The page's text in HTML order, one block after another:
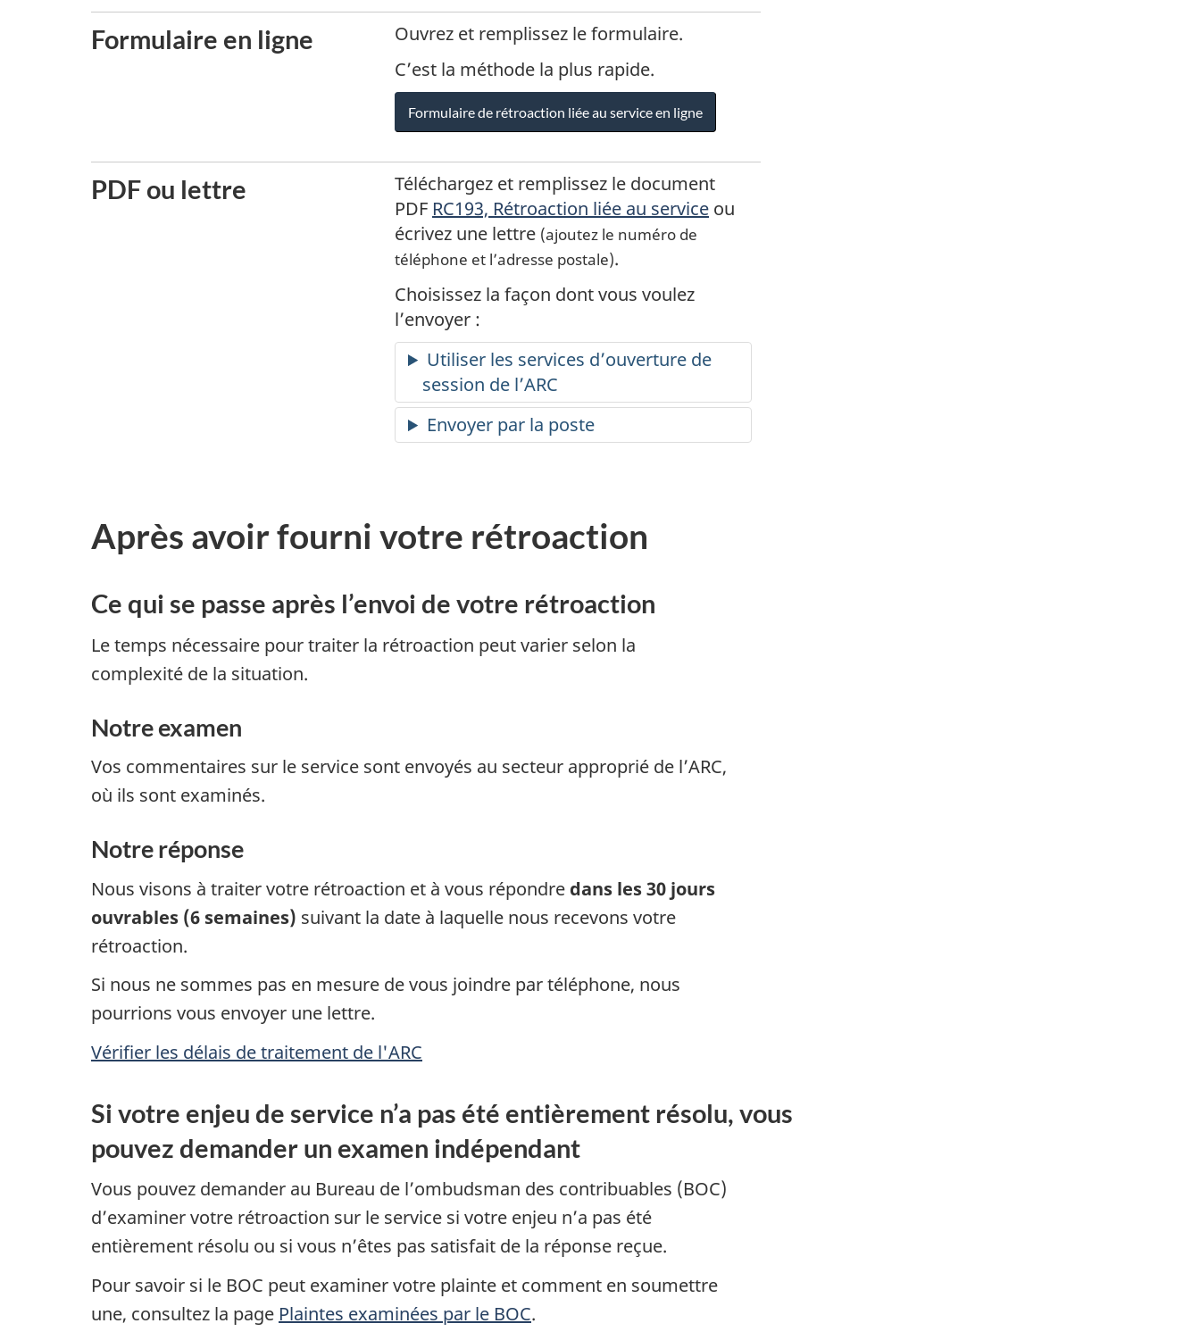
Formulaire en ligne
Ouvrez et remplissez le formulaire.
C’est la méthode la plus rapide.
Formulaire de rétroaction liée au service en ligne
PDF ou lettre
Téléchargez et remplissez le document
PDF RC193, Rétroaction liée au service ou
écrivez une lettre (ajoutez le numéro de
téléphone et l’adresse postale).
Choisissez la façon dont vous voulez
l’envoyer :
Utiliser les services d’ouverture de
session de l’ARC
Envoyer par la poste
Après avoir fourni votre rétroaction
Ce qui se passe après l’envoi de votre rétroaction
Le temps nécessaire pour traiter la rétroaction peut varier selon la
complexité de la situation.
Notre examen
Vos commentaires sur le service sont envoyés au secteur approprié de l’ARC,
où ils sont examinés.
Notre réponse
Nous visons à traiter votre rétroaction et à vous répondre dans les 30 jours
ouvrables (6 semaines) suivant la date à laquelle nous recevons votre
rétroaction.
Si nous ne sommes pas en mesure de vous joindre par téléphone, nous
pourrions vous envoyer une lettre.
Vérifier les délais de traitement de l'ARC
Si votre enjeu de service n’a pas été entièrement résolu, vous
pouvez demander un examen indépendant
Vous pouvez demander au Bureau de l’ombudsman des contribuables (BOC)
d’examiner votre rétroaction sur le service si votre enjeu n’a pas été
entièrement résolu ou si vous n’êtes pas satisfait de la réponse reçue.
Pour savoir si le BOC peut examiner votre plainte et comment en soumettre
une, consultez la page Plaintes examinées par le BOC.